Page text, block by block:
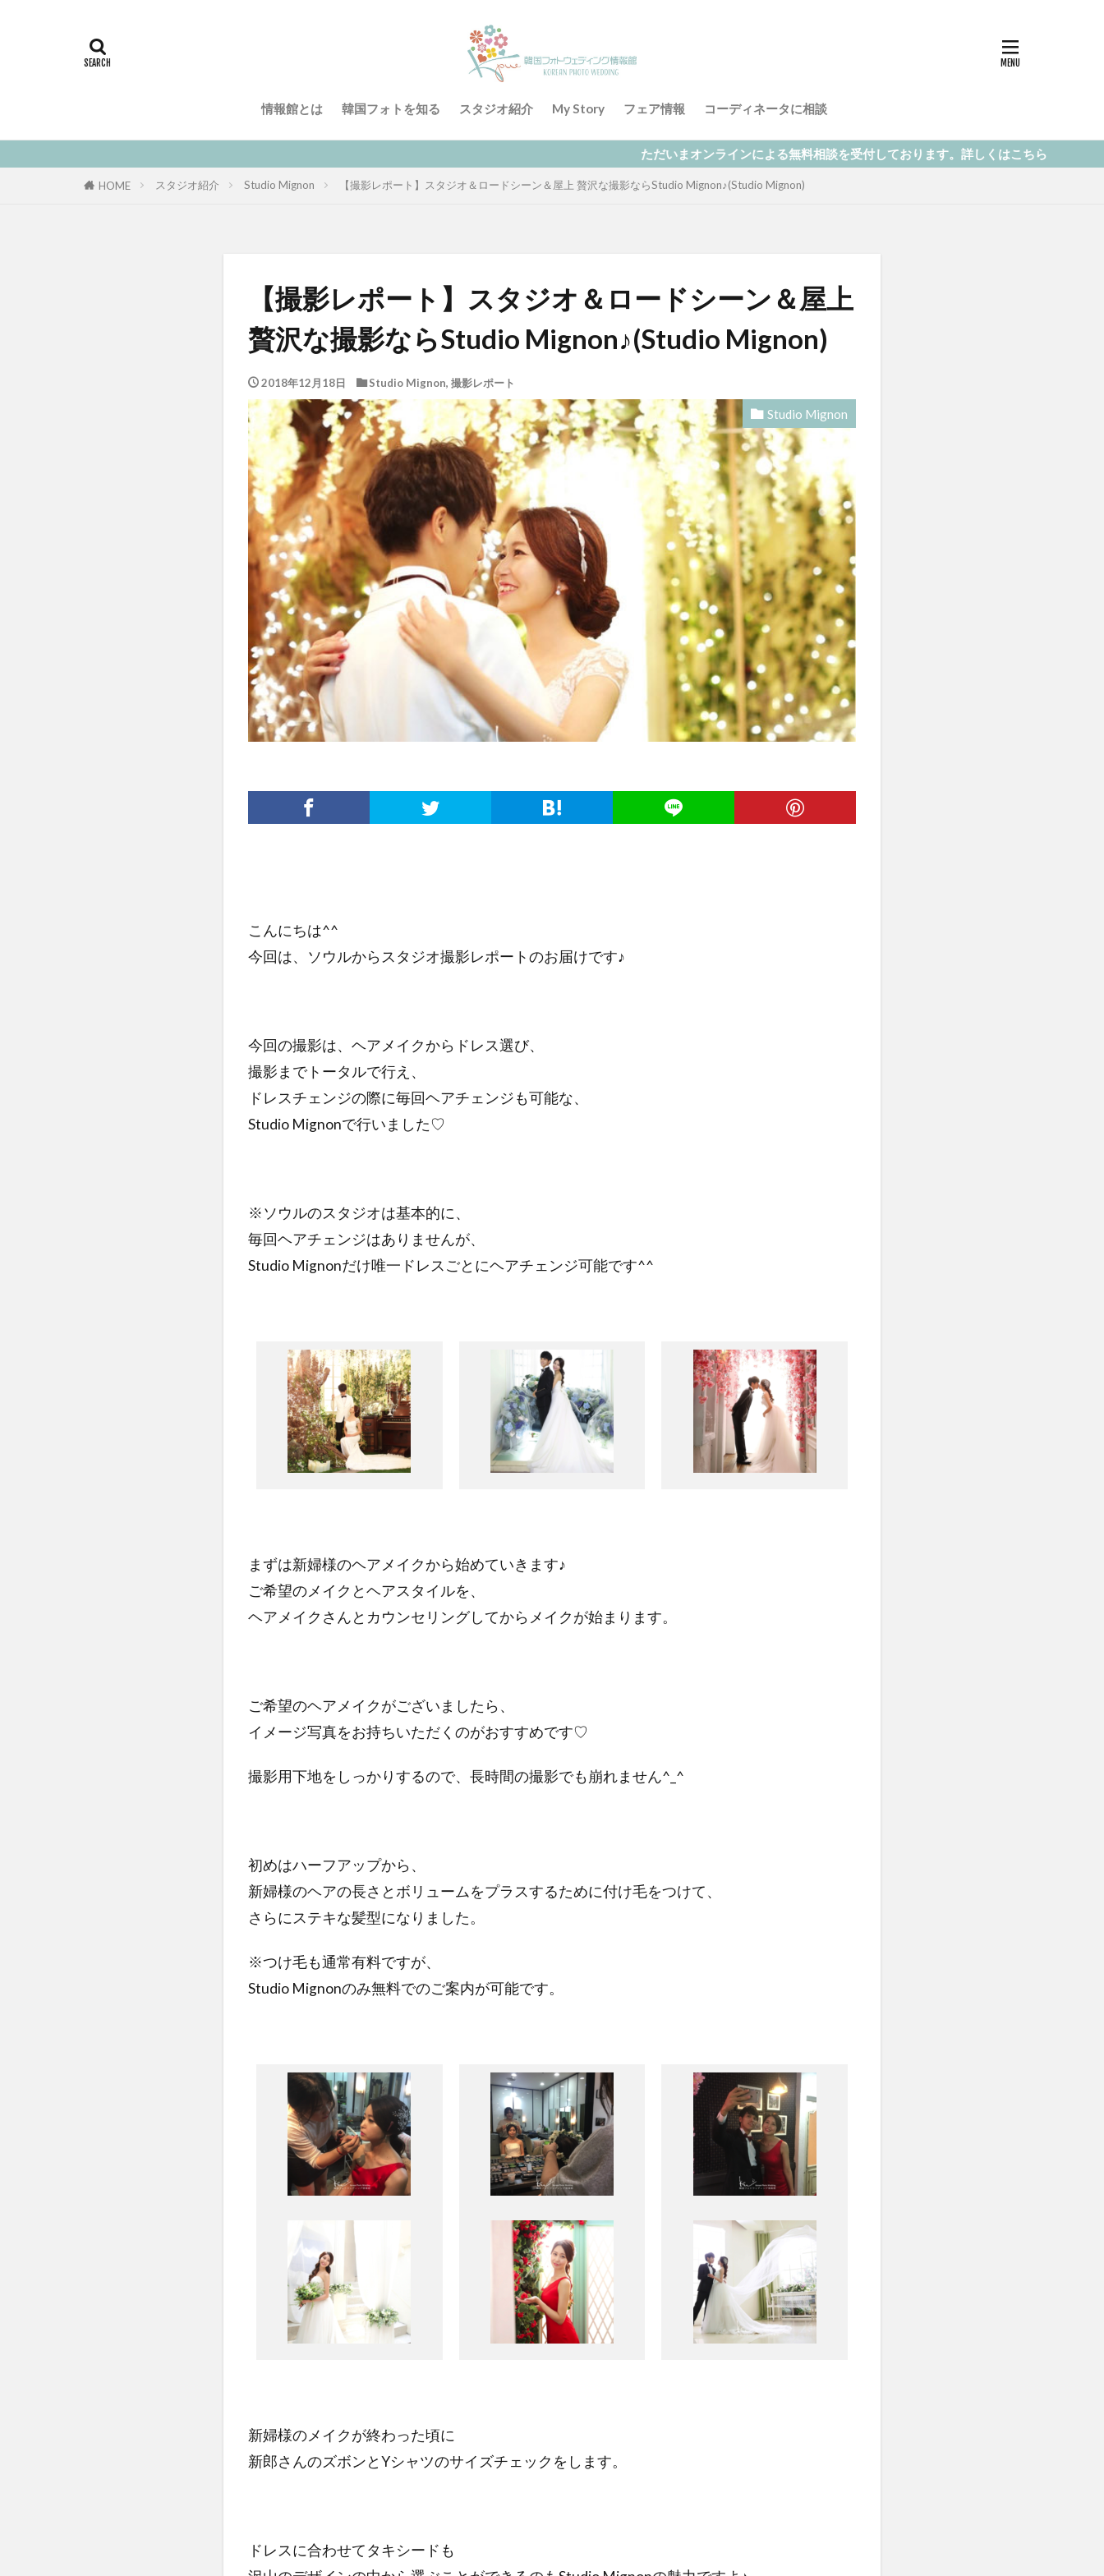
情報館とは 韓国フォトを知る スタジオ紹介 My Story フェア情報 コーディネータに相談
ただいまオンラインによる無料相談を受付しております。詳しくはこちら
HOME スタジオ紹介 Studio Mignon 【撮影レポート】スタジオ＆ロードシーン＆屋上 贅沢な撮影ならStudio Mignon♪(Studio Mignon)
【撮影レポート】スタジオ＆ロードシーン＆屋上
贅沢な撮影ならStudio Mignon♪(Studio Mignon)
2018年12月18日 Studio Mignon, 撮影レポート
Studio Mignon
こんにちは^^
今回は、ソウルからスタジオ撮影レポートのお届けです♪
今回の撮影は、ヘアメイクからドレス選び、
撮影までトータルで行え、
ドレスチェンジの際に毎回ヘアチェンジも可能な、
Studio Mignonで行いました♡
※ソウルのスタジオは基本的に、
毎回ヘアチェンジはありませんが、
Studio Mignonだけ唯一ドレスごとにヘアチェンジ可能です^^
まずは新婦様のヘアメイクから始めていきます♪
ご希望のメイクとヘアスタイルを、
ヘアメイクさんとカウンセリングしてからメイクが始まります。
ご希望のヘアメイクがございましたら、
イメージ写真をお持ちいただくのがおすすめです♡
撮影用下地をしっかりするので、長時間の撮影でも崩れません^_^
初めはハーフアップから、
新婦様のヘアの長さとボリュームをプラスするために付け毛をつけて、
さらにステキな髪型になりました。
※つけ毛も通常有料ですが、
Studio Mignonのみ無料でのご案内が可能です。
新婦様のメイクが終わった頃に
新郎さんのズボンとYシャツのサイズチェックをします。
ドレスに合わせてタキシードも